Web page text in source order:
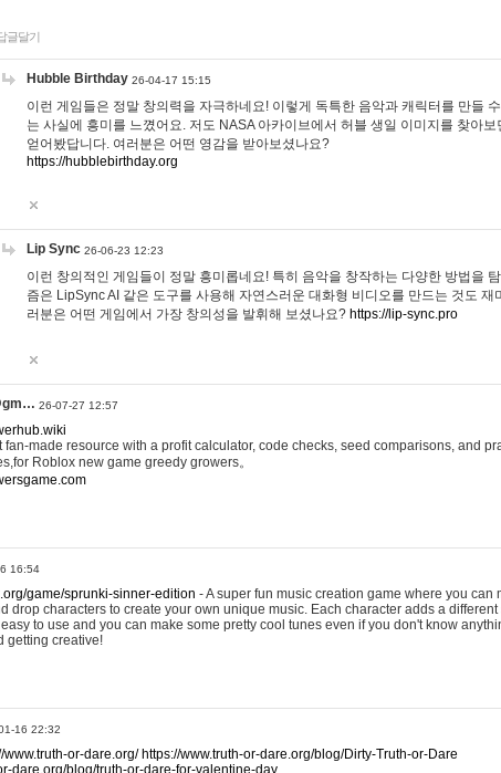
글달기
Hubble Birthday 26-04-17 15:15
이런 게임들은 정말 창의력을 자극하네요! 이렇게 독특한 음악과 캐릭터를 만들
는 사실에 흥미를 느꼈어요. 저도 NASA 아카이브에서 허블 생일 이미지를 찾아
얻어봤답니다. 여러분은 어떤 영감을 받아보셨나요?
https://hubblebirthday.org
Lip Sync 26-06-23 12:23
이런 창의적인 게임들이 정말 흥미롭네요! 특히 음악을 창작하는 다양한 방법을
즘은 LipSync AI 같은 도구를 사용해 자연스러운 대화형 비디오를 만드는 것도 재
러분은 어떤 게임에서 가장 창의성을 발휘해 보셨나요? https://lip-sync.pro
26-07-27 12:57
made resource with a profit calculator, code checks, seed comparisons, and
Roblox new game greedy growers。
16:54
game/sprunki-sinner-edition - A super fun music creation game where you can
drop characters to create your own unique music. Each character adds a
to use and you can make some pretty cool tunes even if you don't know
getting creative!
16 22:32
www.truth-or-dare.org/ https://www.truth-or-dare.org/blog/Dirty-Truth-or-Dare
dare.org/blog/truth-or-dare-for-valentine-day